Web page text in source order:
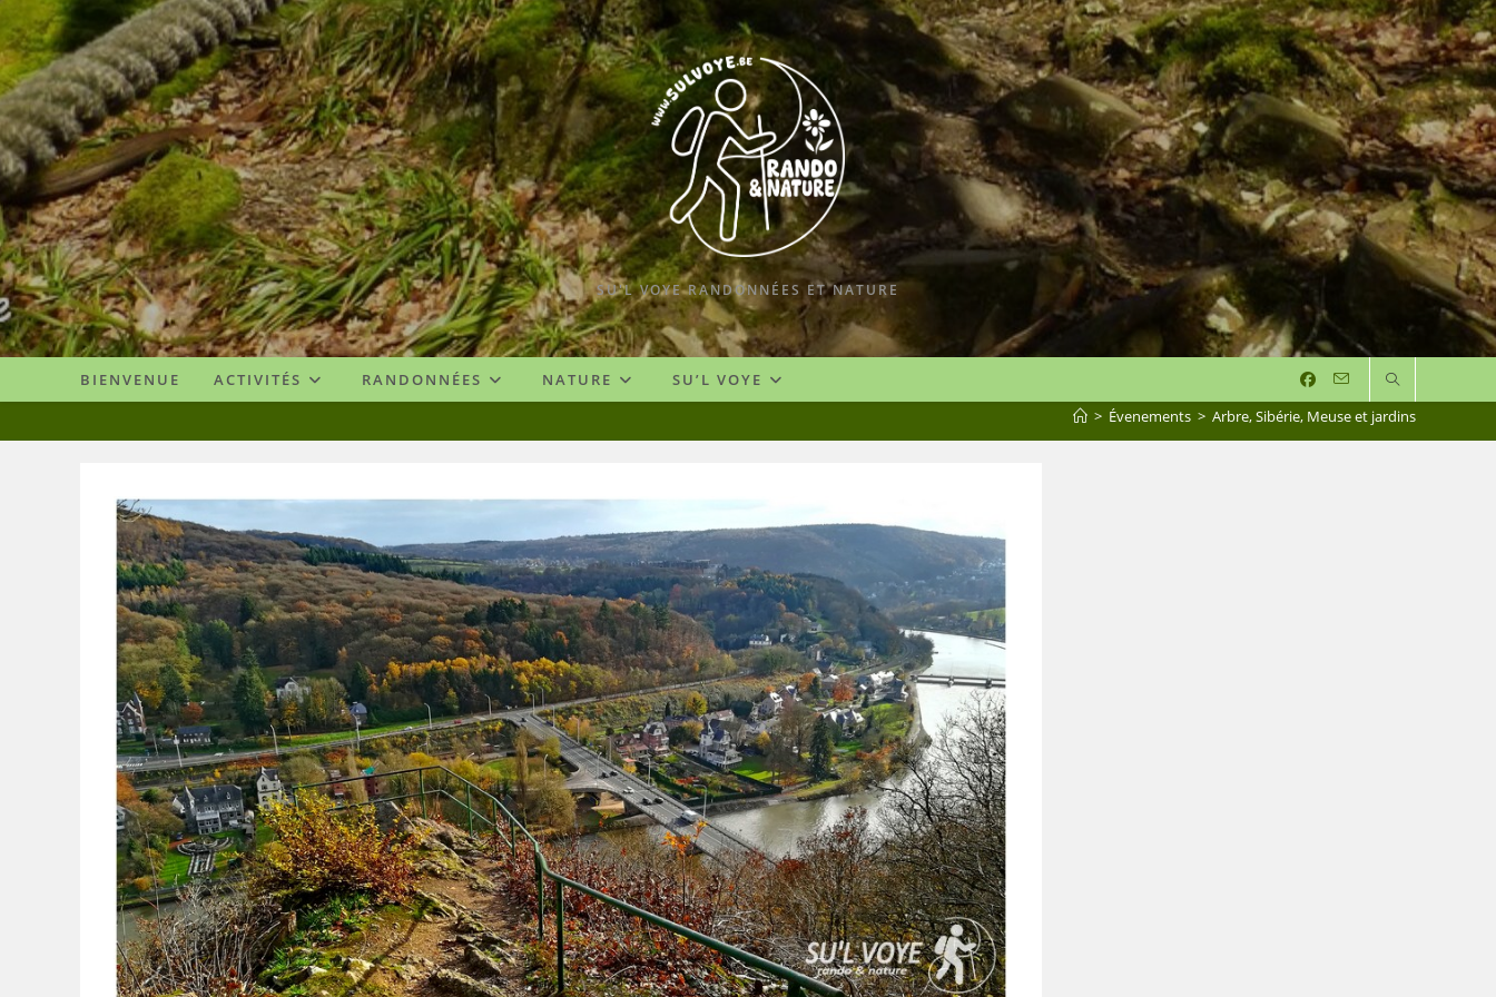
Skip
to
content
SU'L VOYE RANDONNÉES ET NATURE
BIENVENUE ACTIVITÉS RANDONNÉES NATURE
SU’L VOYE
> Évenements > Arbre, Sibérie, Meuse et jardins